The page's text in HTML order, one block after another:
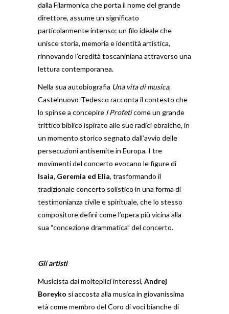
dalla Filarmonica che porta il nome del grande
direttore, assume un significato
particolarmente intenso: un filo ideale che
unisce storia, memoria e identità artistica,
rinnovando l’eredità toscaniniana attraverso una
lettura contemporanea.
Nella sua autobiografia Una vita di musica,
Castelnuovo-Tedesco racconta il contesto che
lo spinse a concepire I Profeticome un grande
trittico biblico ispirato alle sue radici ebraiche, in
un momento storico segnato dall’avvio delle
persecuzioni antisemite in Europa. I tre
movimenti del concerto evocano le figure di
Isaia, Geremia ed Elia, trasformando il
tradizionale concerto solistico in una forma di
testimonianza civile e spirituale, che lo stesso
compositore definì come l’opera più vicina alla
sua “concezione drammatica” del concerto.
Gli artisti
Musicista dai molteplici interessi, Andrej
Boreyko si accosta alla musica in giovanissima
età come membro del Coro di voci bianche di